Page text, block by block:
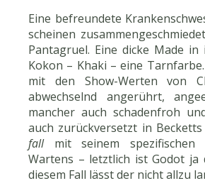
Eine befreundete
scheinen
Pantagruel. Eine dicke Made
Kokon – Khaki – eine
mit den Show-Werten von
abwechselnd angerührt,
mancher auch schadenfroh
auch zurückversetzt in
fallmit seinem spezifischen
Wartens – letztlich ist Godot ja
diesem Fall lässt der nicht allzu